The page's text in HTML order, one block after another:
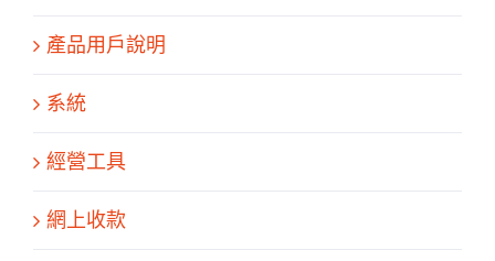
產品用戶說明
系統
經營工具
網上收款